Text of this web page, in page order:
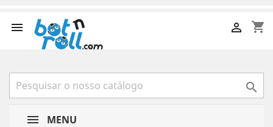
 shopping_cart


MENU